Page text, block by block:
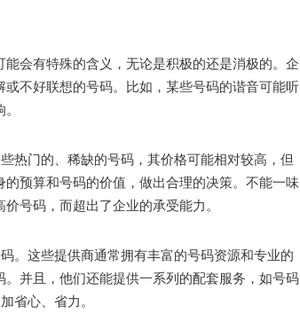
会有特殊的含义，无论是积极的还是消极的。企
不好联想的号码。比如，某些号码的谐音可能听
门的、稀缺的号码，其价格可能相对较高，但
预算和号码的价值，做出合理的决策。不能一味
号码，而超出了企业的承受能力。
。这些提供商通常拥有丰富的号码资源和专业的
并且，他们还能提供一系列的配套服务，如号码
省心、省力。